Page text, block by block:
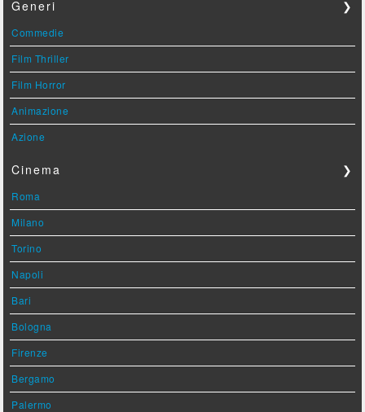
Generi ❯
Commedie
Film Thriller
Film Horror
Animazione
Azione
Cinema ❯
Roma
Milano
Torino
Napoli
Bari
Bologna
Firenze
Bergamo
Palermo